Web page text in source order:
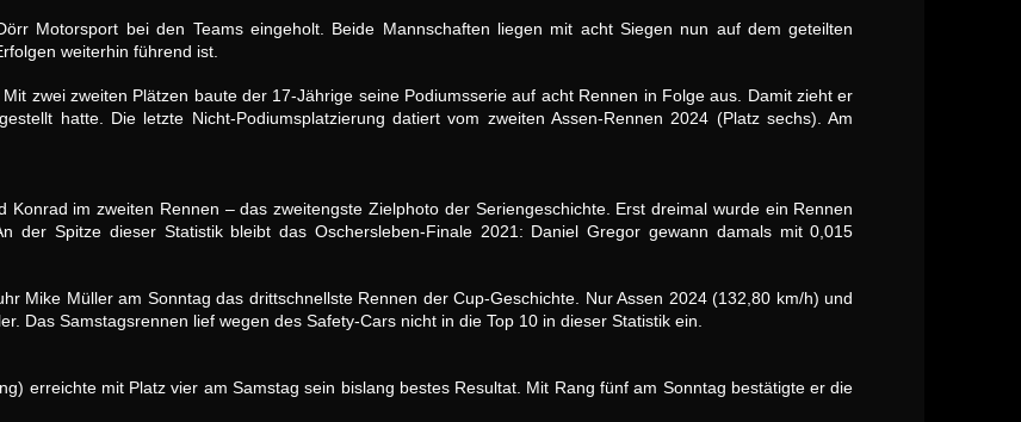
Motorsport bei den Teams eingeholt. Beide Mannschaften liegen mit acht Siegen nun auf dem geteilten
weiterhin führend ist.
zwei zweiten Plätzen baute der 17-Jährige seine Podiumsserie auf acht Rennen in Folge aus. Damit zieht er
hatte. Die letzte Nicht-Podiumsplatzierung datiert vom zweiten Assen-Rennen 2024 (Platz sechs). Am
im zweiten Rennen – das zweitengste Zielphoto der Seriengeschichte. Erst dreimal wurde ein Rennen
der Spitze dieser Statistik bleibt das Oschersleben-Finale 2021: Daniel Gregor gewann damals mit 0,015
Mike Müller am Sonntag das drittschnellste Rennen der Cup-Geschichte. Nur Assen 2024 (132,80 km/h) und
Das Samstagsrennen lief wegen des Safety-Cars nicht in die Top 10 in dieser Statistik ein.
erreichte mit Platz vier am Samstag sein bislang bestes Resultat. Mit Rang fünf am Sonntag bestätigte er die